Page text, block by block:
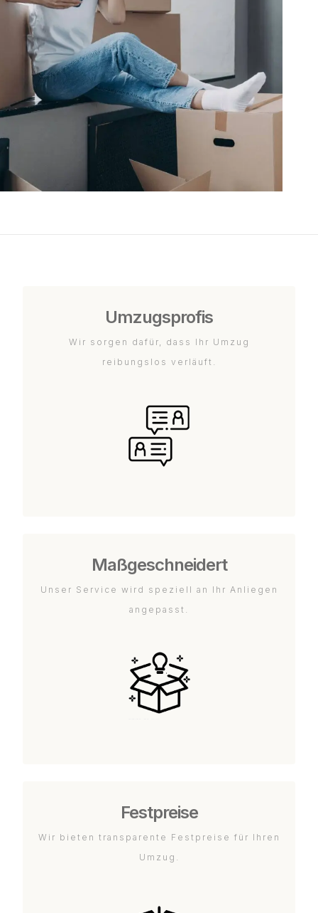
Umzugsprofis
Wir sorgen dafür, dass Ihr Umzug
reibungslos verläuft.
Maßgeschneidert
Unser Service wird speziell an Ihr Anliegen
angepasst.
Festpreise
Wir bieten transparente Festpreise für Ihren
Umzug.